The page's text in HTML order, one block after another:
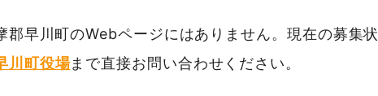
郡早川町のWebページにはありません。現在の募集状
川町役場まで直接お問い合わせください。